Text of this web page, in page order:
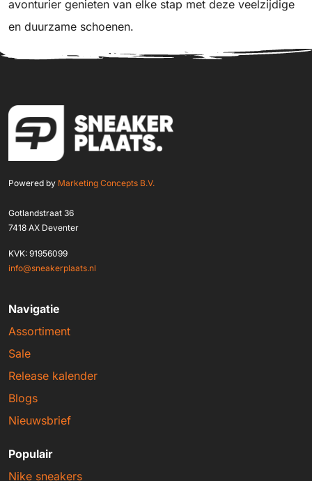
avonturier genieten van elke stap met deze veelzijdige
en duurzame schoenen.
Powered by Marketing Concepts B.V.
Gotlandstraat 36
7418 AX Deventer
KVK: 91956099
info@sneakerplaats.nl
Navigatie
Assortiment
Sale
Release kalender
Blogs
Nieuwsbrief
Populair
Nike sneakers